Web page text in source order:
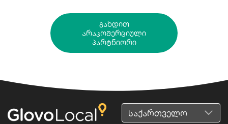
გახდით
არაკომერციული
პარტნიორი